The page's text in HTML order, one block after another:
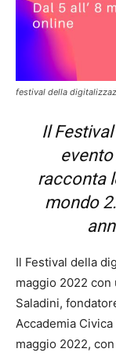
festival della
Il
racconta
mondo
Il Festival della
maggio 2022
Saladini,
Accademia
maggio 2022,